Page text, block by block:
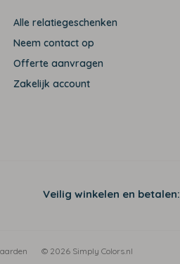
Alle relatiegeschenken
Neem contact op
Offerte aanvragen
Zakelijk account
Veilig winkelen en betalen:
© 2026 Simply Colors.nl